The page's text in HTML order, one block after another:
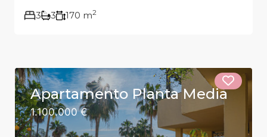
3 3 170 m2
Apartamento Planta Media
1.100.000 €